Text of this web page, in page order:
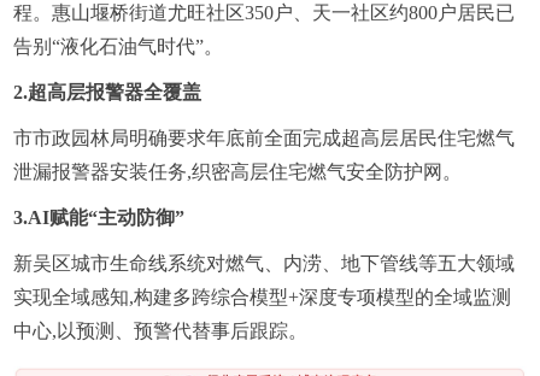
程。惠山堰桥街道尤旺社区350户、天一社区约800户居民已
告别“液化石油气时代”。
2.超高层报警器全覆盖
市市政园林局明确要求年底前全面完成超高层居民住宅燃气
泄漏报警器安装任务,织密高层住宅燃气安全防护网。
3.AI赋能“主动防御”
新吴区城市生命线系统对燃气、内涝、地下管线等五大领域
实现全域感知,构建多跨综合模型+深度专项模型的全域监测
中心,以预测、预警代替事后跟踪。